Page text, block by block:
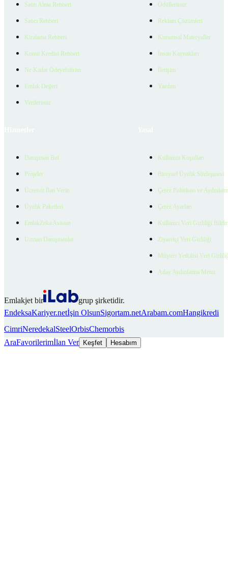
Satın Alma Rehberi
Satıcı Rehberi
Kiralama Rehberi
Konut Kredisi Rehberi
Ne Kadar Ödeyebilirim
Emlak Değeri
Verilerimiz
Ödüllerimiz
Reklam Çözümleri
Kurumsal Materyaller
İnsan Kaynakları
İletişim
Yardım
Danışman Bul
Projeler
Ücretsiz İlan Verin
Üyelik Paketleri
EmlakZeka Asistan
Uzman Danışmanlar
Kullanım Koşulları
Bireysel Üyelik Sözleşmesi
Çerez Politikası ve
Çerez Ayarları
Kullanıcı Veri Gizliliği
Ziyaretçi Veri Gizliliği
Müşteri Yetkilisi Veri
Aday Aydınlatma Metni
Emlakjet bir
grup şirketidir.
EndeksaKariyer.netİşin OlsunSigortam.netArabam.comHangikredi
CimriNeredekalSteelOrbisChemorbis
AraFavorilerimİlan Ver Keşfet Hesabım